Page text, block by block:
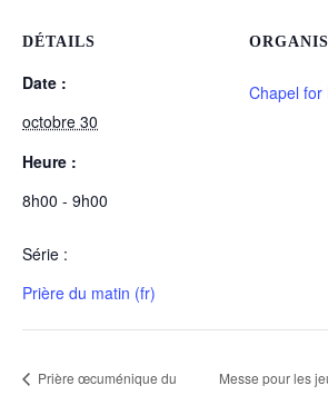
DÉTAILS
Date :
octobre 30
Heure :
8h00 - 9h00
Série :
Prière du matin (fr)
Chapel for
Prière œcuménique du Messe pour les